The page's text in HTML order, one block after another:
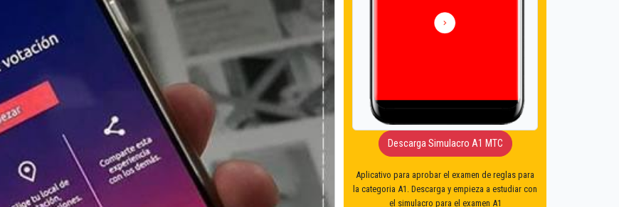
Descarga Simulacro A1 MTC
Aplicativo para aprobar el examen de reglas para
la categoria A1. Descarga y empieza a estudiar con
el simulacro para el examen A1